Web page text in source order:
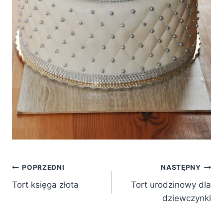
Nawigacja
wpisu
POPRZEDNI
Tort księga złota
NASTĘPNY
Tort urodzinowy dla
dziewczynki